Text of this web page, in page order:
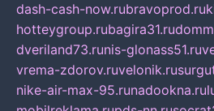
dash-cash-now.rubravoprod.ru
hotteygroup.rubagira31.ru
dveriland73.runis-glonass51.ru
vrema-zdorov.ruvelonik.ru
nike-air-max-95.runadookna.ru